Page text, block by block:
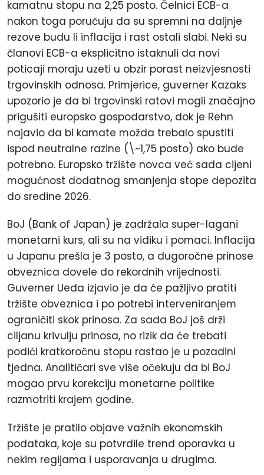
kamatnu stopu na 2,25 posto. Čelnici ECB-a
nakon toga poručuju da su spremni na daljnje
rezove budu li inflacija i rast ostali slabi. Neki su
članovi ECB-a eksplicitno istaknuli da novi
poticaji moraju uzeti u obzir porast neizvjesnosti
trgovinskih odnosa. Primjerice, guverner Kazaks
upozorio je da bi trgovinski ratovi mogli značajno
prigušiti europsko gospodarstvo, dok je Rehn
najavio da bi kamate možda trebalo spustiti
ispod neutralne razine (\~1,75 posto) ako bude
potrebno. Europsko tržište novca već sada cijeni
mogućnost dodatnog smanjenja stope depozita
do sredine 2026.
BoJ (Bank of Japan) je zadržala super-lagani
monetarni kurs, ali su na vidiku i pomaci. Inflacija
u Japanu prešla je 3 posto, a dugoročne prinose
obveznica dovele do rekordnih vrijednosti.
Guverner Ueda izjavio je da će pažljivo pratiti
tržište obveznica i po potrebi interveniranjem
ograničiti skok prinosa. Za sada BoJ još drži
ciljanu krivulju prinosa, no rizik da će trebati
podići kratkoročnu stopu rastao je u pozadini
tjedna. Analitičari sve više očekuju da bi BoJ
mogao prvu korekciju monetarne politike
razmotriti krajem godine.
Tržište je pratilo objave važnih ekonomskih
podataka, koje su potvrdile trend oporavka u
nekim regijama i usporavanja u drugima.